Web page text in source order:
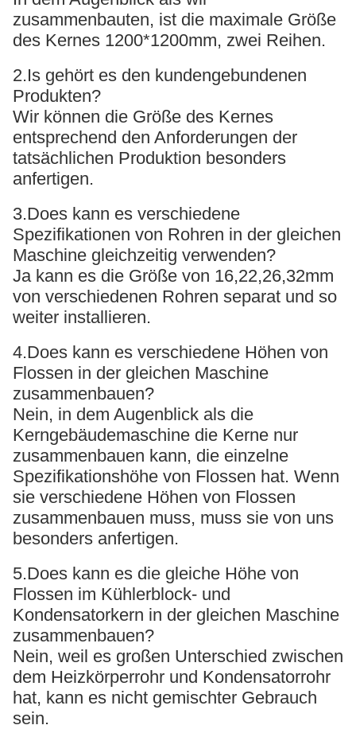
zusammenbauten, ist die maximale Größe
des Kernes 1200*1200mm, zwei Reihen.
2.Is gehört es den kundengebundenen
Produkten?
Wir können die Größe des Kernes
entsprechend den Anforderungen der
tatsächlichen Produktion besonders
anfertigen.
3.Does kann es verschiedene
Spezifikationen von Rohren in der gleichen
Maschine gleichzeitig verwenden?
Ja kann es die Größe von 16,22,26,32mm
von verschiedenen Rohren separat und so
weiter installieren.
4.Does kann es verschiedene Höhen von
Flossen in der gleichen Maschine
zusammenbauen?
Nein, in dem Augenblick als die
Kerngebäudemaschine die Kerne nur
zusammenbauen kann, die einzelne
Spezifikationshöhe von Flossen hat. Wenn
sie verschiedene Höhen von Flossen
zusammenbauen muss, muss sie von uns
besonders anfertigen.
5.Does kann es die gleiche Höhe von
Flossen im Kühlerblock- und
Kondensatorkern in der gleichen Maschine
zusammenbauen?
Nein, weil es großen Unterschied zwischen
dem Heizkörperrohr und Kondensatorrohr
hat, kann es nicht gemischter Gebrauch
sein.